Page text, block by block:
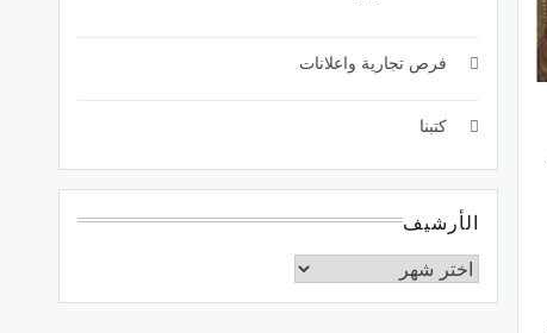
فرص تجارية واعلانات
كتبنا
الأرشيف